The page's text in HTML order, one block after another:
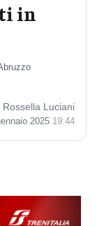
in
Rossella Luciani
2025 19:44